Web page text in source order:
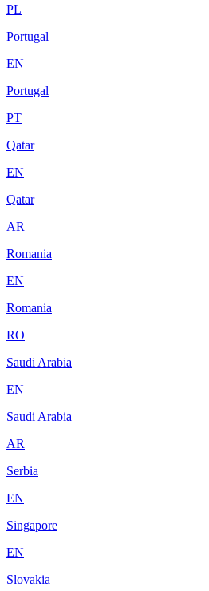
PL
Portugal
EN
Portugal
PT
Qatar
EN
Qatar
AR
Romania
EN
Romania
RO
Saudi Arabia
EN
Saudi Arabia
AR
Serbia
EN
Singapore
EN
Slovakia